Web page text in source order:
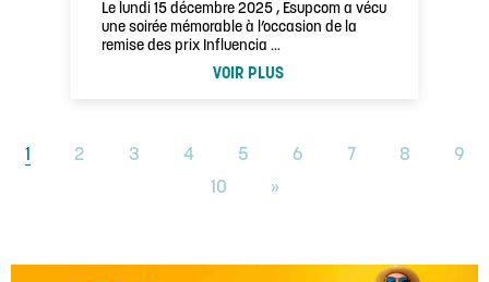
Le lundi 15 décembre 2025 , Esupcom a vécu
une soirée mémorable à l’occasion de la
remise des prix Influencia …
VOIR PLUS
1 2 3 4 5 6 7 8
9
10
»